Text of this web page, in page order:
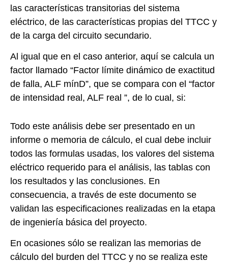
las características transitorias del sistema
eléctrico, de las características propias del TTCC y
de la carga del circuito secundario.
Al igual que en el caso anterior, aquí se calcula un
factor llamado “Factor límite dinámico de exactitud
de falla, ALF mínD”, que se compara con el “factor
de intensidad real, ALF real ”, de lo cual, si:
Todo este análisis debe ser presentado en un
informe o memoria de cálculo, el cual debe incluir
todos las formulas usadas, los valores del sistema
eléctrico requerido para el análisis, las tablas con
los resultados y las conclusiones. En
consecuencia, a través de este documento se
validan las especificaciones realizadas en la etapa
de ingeniería básica del proyecto.
En ocasiones sólo se realizan las memorias de
cálculo del burden del TTCC y no se realiza este